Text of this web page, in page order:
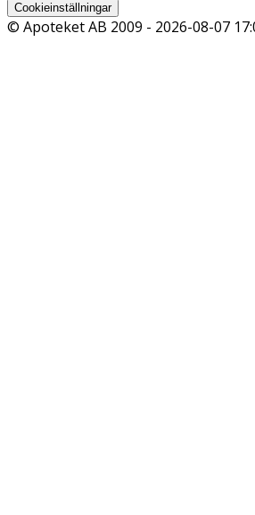
Cookieinställningar
© Apoteket AB 2009 - 2026-08-07